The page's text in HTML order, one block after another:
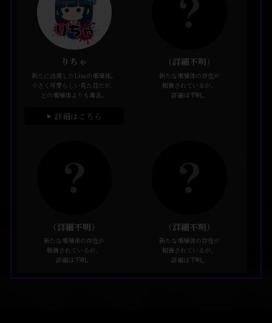
りちゃ
新たに出現したLisaの増殖体。
小さく可愛らしい見た目だが、
どの増殖体よりも毒舌。
▶ 詳細はこちら
（詳細不明）
新たな増殖体の存在が
報告されているが、
詳細は不明。
（詳細不明）
新たな増殖体の存在が
報告されているが、
詳細は不明。
（詳細不明）
新たな増殖体の存在が
報告されているが、
詳細は不明。